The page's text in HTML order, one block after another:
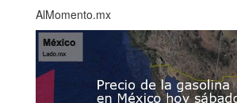
AlMomento.mx